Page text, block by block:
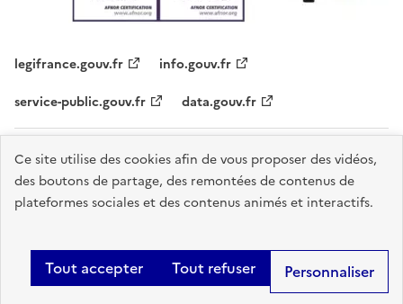
Ce site utilise des cookies afin de vous proposer des vidéos,
des boutons de partage, des remontées de contenus de
plateformes sociales et des contenus animés et interactifs.
Tout accepter Tout refuser Personnaliser
legifrance.gouv.fr
info.gouv.fr
service-public.gouv.fr
data.gouv.fr
Plan du site Contacts
Accessibilité - partiellement conforme
Mentions légales
Données personnelles Gestion des cookies